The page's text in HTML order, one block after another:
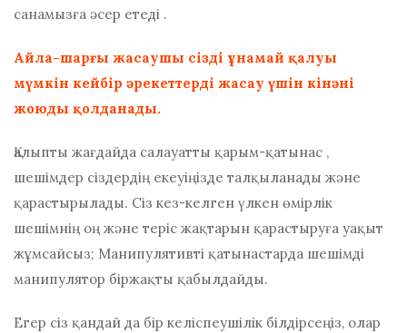
санамызға әсер етеді .
Айла-шарғы жасаушы сізді ұнамай қалуы
мүмкін кейбір әрекеттерді жасау үшін кінәні
жоюды қолданады.
Қалыпты жағдайда салауатты қарым-қатынас ,
шешімдер сіздердің екеуіңізде талқыланады және
қарастырылады. Сіз кез-келген үлкен өмірлік
шешімнің оң және теріс жақтарын қарастыруға уақыт
жұмсайсыз; Манипулятивті қатынастарда шешімді
манипулятор біржақты қабылдайды.
Егер сіз қандай да бір келіспеушілік білдірсеңіз, олар